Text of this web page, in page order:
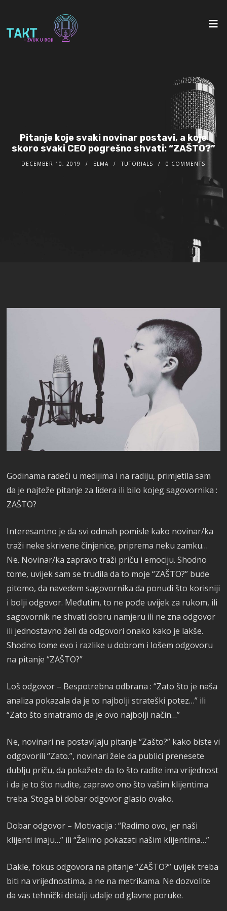
Pitanje koje svaki novinar postavi, a koje
skoro svaki CEO pogrešno shvati: “ZAŠTO?”
DECEMBER 10, 2019 ELMA TUTORIALS 0 COMMENTS
Godinama radeći u medijima i na radiju, primjetila sam
da je najteže pitanje za lidera ili bilo kojeg sagovornika :
ZAŠTO?
Interesantno je da svi odmah pomisle kako novinar/ka
traži neke skrivene činjenice, priprema neku zamku…
Ne. Novinar/ka zapravo traži priču i emociju. Shodno
tome, uvijek sam se trudila da to moje “ZAŠTO?” bude
pitomo, da navedem sagovornika da ponudi što korisniji
i bolji odgovor. Međutim, to ne pođe uvijek za rukom, ili
sagovornik ne shvati dobru namjeru ili ne zna odgovor
ili jednostavno želi da odgovori onako kako je lakše.
Shodno tome evo i razlike u dobrom i lošem odgovoru
na pitanje “ZAŠTO?”
Loš odgovor – Bespotrebna odbrana : “Zato što je naša
analiza pokazala da je to najbolji strateški potez…” ili
“Zato što smatramo da je ovo najbolji način…”
Ne, novinari ne postavljaju pitanje “Zašto?” kako biste vi
odgovorili “Zato.”, novinari žele da publici prenesete
dublju priču, da pokažete da to što radite ima vrijednost
i da je to što nudite, zapravo ono što vašim klijentima
treba. Stoga bi dobar odgovor glasio ovako.
Dobar odgovor – Motivacija : “Radimo ovo, jer naši
klijenti imaju…” ili “Želimo pokazati našim klijentima…”
Dakle, fokus odgovora na pitanje “ZAŠTO?” uvijek treba
biti na vrijednostima, a ne na metrikama. Ne dozvolite
da vas tehnički detalji udalje od glavne poruke.